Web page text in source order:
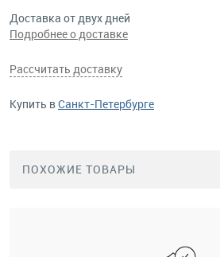
Доставка от двух дней
Подробнее о доставке
Рассчитать доставку
Купить вСанкт-Петербурге
ПОХОЖИЕ ТОВАРЫ